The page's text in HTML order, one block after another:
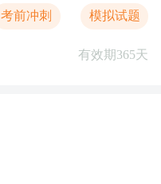
考前冲刺 模拟试题
有效期365天